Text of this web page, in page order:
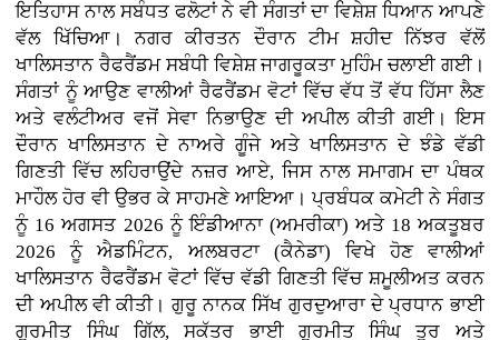
ਇਤਿਹਾਸ ਨਾਲ ਸਬੰਧਤ ਫਲੋਟਾਂ ਨੇ ਵੀ ਸੰਗਤਾਂ ਦਾ ਵਿਸ਼ੇਸ਼ ਧਿਆਨ ਆਪਣੇ
ਵੱਲ ਖਿੱਚਿਆ। ਨਗਰ ਕੀਰਤਨ ਦੌਰਾਨ ਟੀਮ ਸ਼ਹੀਦ ਨਿੱਝਰ ਵੱਲੋਂ
ਖਾਲਿਸਤਾਨ ਰੈਫਰੈਂਡਮ ਸਬੰਧੀ ਵਿਸ਼ੇਸ਼ ਜਾਗਰੂਕਤਾ ਮੁਹਿੰਮ ਚਲਾਈ ਗਈ।
ਸੰਗਤਾਂ ਨੂੰ ਆਉਣ ਵਾਲੀਆਂ ਰੈਫਰੈਂਡਮ ਵੋਟਾਂ ਵਿੱਚ ਵੱਧ ਤੋਂ ਵੱਧ ਹਿੱਸਾ ਲੈਣ
ਅਤੇ ਵਲੰਟੀਅਰ ਵਜੋਂ ਸੇਵਾ ਨਿਭਾਉਣ ਦੀ ਅਪੀਲ ਕੀਤੀ ਗਈ। ਇਸ
ਦੌਰਾਨ ਖਾਲਿਸਤਾਨ ਦੇ ਨਾਅਰੇ ਗੂੰਜੇ ਅਤੇ ਖਾਲਿਸਤਾਨ ਦੇ ਝੰਡੇ ਵੱਡੀ
ਗਿਣਤੀ ਵਿੱਚ ਲਹਿਰਾਉਂਦੇ ਨਜ਼ਰ ਆਏ, ਜਿਸ ਨਾਲ ਸਮਾਗਮ ਦਾ ਪੰਥਕ
ਮਾਹੌਲ ਹੋਰ ਵੀ ਉਭਰ ਕੇ ਸਾਹਮਣੇ ਆਇਆ। ਪ੍ਰਬੰਧਕ ਕਮੇਟੀ ਨੇ ਸੰਗਤ
ਨੂੰ 16 ਅਗਸਤ 2026 ਨੂੰ ਇੰਡੀਆਨਾ (ਅਮਰੀਕਾ) ਅਤੇ 18 ਅਕਤੂਬਰ
2026 ਨੂੰ ਐਡਮਿੰਟਨ, ਅਲਬਰਟਾ (ਕੈਨੇਡਾ) ਵਿਖੇ ਹੋਣ ਵਾਲੀਆਂ
ਖਾਲਿਸਤਾਨ ਰੈਫਰੈਂਡਮ ਵੋਟਾਂ ਵਿੱਚ ਵੱਡੀ ਗਿਣਤੀ ਵਿੱਚ ਸ਼ਮੂਲੀਅਤ ਕਰਨ
ਦੀ ਅਪੀਲ ਵੀ ਕੀਤੀ। ਗੁਰੂ ਨਾਨਕ ਸਿੱਖ ਗੁਰਦੁਆਰਾ ਦੇ ਪ੍ਰਧਾਨ ਭਾਈ
ਗੁਰਮੀਤ ਸਿੰਘ ਗਿੱਲ, ਸਕੱਤਰ ਭਾਈ ਗੁਰਮੀਤ ਸਿੰਘ ਤੂਰ ਅਤੇ